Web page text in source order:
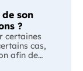
son
?
certaines
cas,
afin de
une offre